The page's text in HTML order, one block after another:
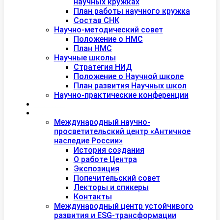
План работы научного кружка
Состав СНК
Научно-методический совет
Положение о НМС
План НМС
Научные школы
Стратегия НИД
Положение о Научной школе
План развития Научных школ
Научно-практические конференции
Международный научно-
просветительский центр «Античное
наследие России»
История создания
О работе Центра
Экспозиция
Попечительский совет
Лекторы и спикеры
Контакты
Международный центр устойчивого
развития и ESG-трансформации